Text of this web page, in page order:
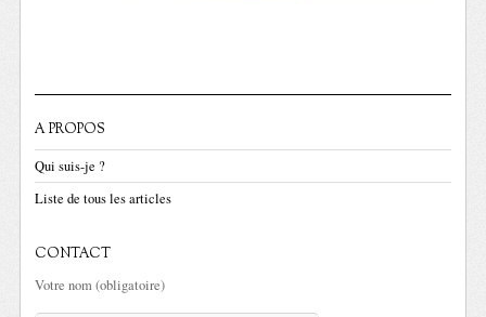
A PROPOS
Qui suis-je ?
Liste de tous les articles
CONTACT
Votre nom (obligatoire)